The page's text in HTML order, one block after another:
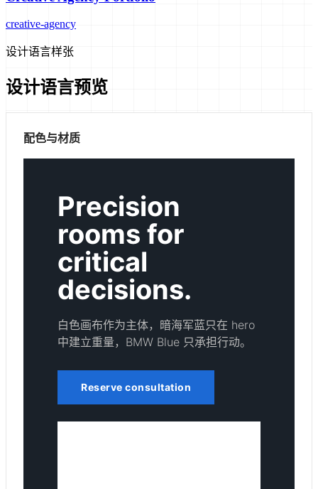
creative-agency
设计语言样张
设计语言预览
配色与材质
Precision
rooms for
critical
decisions.
白色画布作为主体，暗海军蓝只在 hero
中建立重量，BMW Blue 只承担行动。
Reserve consultation